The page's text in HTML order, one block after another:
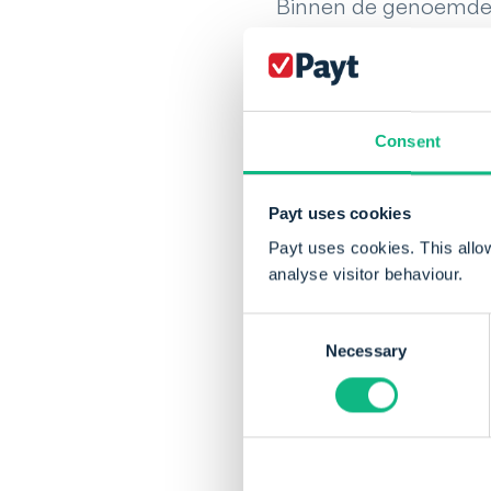
Consent
Payt uses cookies
Payt uses cookies. This
analyse visitor behaviour.
Necessary
Binnen de
bijvoorbeeld handig
er per kostensoort